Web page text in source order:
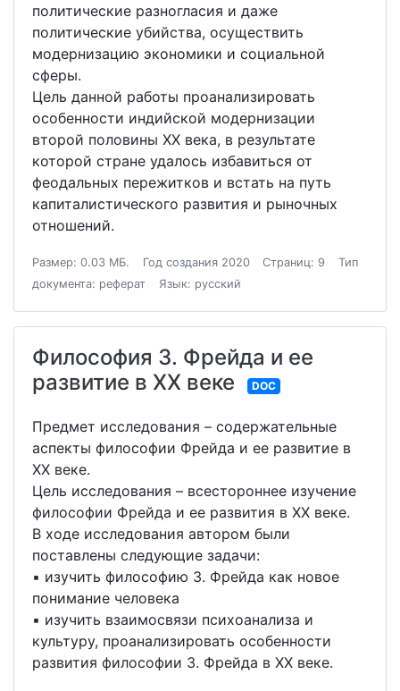
политические разногласия и даже
политические убийства, осуществить
модернизацию экономики и социальной
сферы.
Цель данной работы проанализировать
особенности индийской модернизации
второй половины ХХ века, в результате
которой стране удалось избавиться от
феодальных пережитков и встать на путь
капиталистического развития и рыночных
отношений.
Размер: 0.03 МБ. Год создания 2020 Страниц: 9
Тип
документа: реферат
Язык: русский
Философия З. Фрейда и ее
развитие в XX веке
DOC
Предмет исследования – содержательные
аспекты философии Фрейда и ее развитие в
XX веке.
Цель исследования – всестороннее изучение
философии Фрейда и ее развития в XX веке.
В ходе исследования автором были
поставлены следующие задачи:
▪ изучить философию З. Фрейда как новое
понимание человека
▪ изучить взаимосвязи психоанализа и
культуру, проанализировать особенности
развития философии З. Фрейда в XX веке.